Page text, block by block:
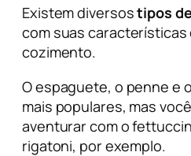
Existem diversostipos
com suas características
cozimento.
O espaguete, o penne e
mais populares, mas
aventurar com o
rigatoni, por exemplo.